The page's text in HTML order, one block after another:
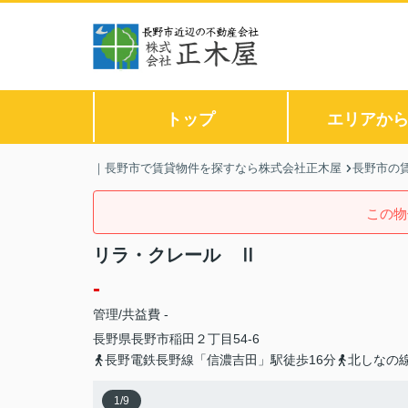
トップ エリアか
｜長野市で賃貸物件を探すなら株式会社正木屋 長野市の
この
リラ・クレール Ⅱ
-
管理/共益費 -
長野県長野市稲田 ２丁目54-6
長野電鉄長野線「信濃吉田」駅徒歩16分
北しなの
1/9